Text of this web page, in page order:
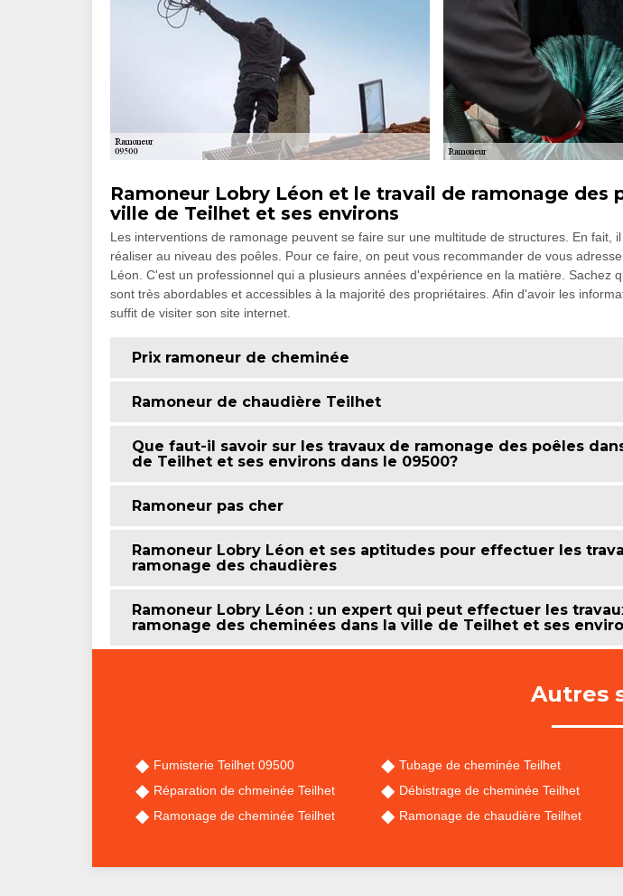
Ramoneur Lobry Léon et le travail de ramonage des
ville de Teilhet et ses environs
Les interventions de ramonage peuvent se faire sur une multitude de structures. En fait,
réaliser au niveau des poêles. Pour ce faire, on peut vous recommander de vous
Léon. C'est un professionnel qui a plusieurs années d'expérience en la matière. Sachez
sont très abordables et accessibles à la majorité des propriétaires. Afin d'avoir les
suffit de visiter son site internet.
Prix ramoneur de cheminée
Ramoneur de chaudière Teilhet
Que faut-il savoir sur les travaux de ramonage des poêles
de Teilhet et ses environs dans le 09500?
Ramoneur pas cher
Ramoneur Lobry Léon et ses aptitudes pour effectuer les
ramonage des chaudières
Ramoneur Lobry Léon : un expert qui peut effectuer les
ramonage des cheminées dans la ville de Teilhet et ses
Autres
Fumisterie Teilhet 09500
Réparation de chmeinée Teilhet
Ramonage de cheminée Teilhet
Tubage de cheminée Teilhet
Débistrage de cheminée Teilhet
Ramonage de chaudière Teilhet